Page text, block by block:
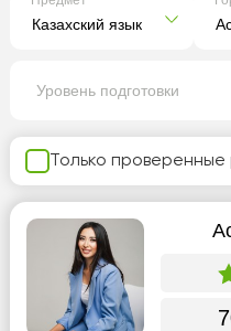
Только
Уровень подготовки